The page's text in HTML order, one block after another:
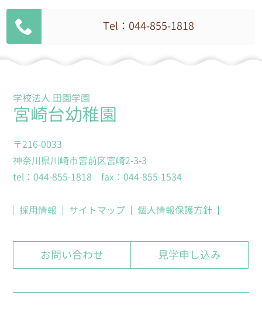
個人情報への不正アクセス、個人情報の紛失、破
壊、改ざん及び漏えい等に対して、安全対策を講
は、個人情報を適正に取り扱っていると認められ
る委託先を選定し、秘密保持契約等を取り交わす
7.個人情報管理責任者
各園の園長を個人情報管理責任者とし、各園の個
負います。
8.個人情報の保護に関する体制
自ら保有する個人情報を保護するための方針、規
則、計画、実施、監査および見直しを、学園全体
Tel：044-855-1818
学校法人 田園学園
宮崎台幼稚園
〒216-0033
神奈川県川崎市宮前区宮崎2-3-3
tel：044-855-1818 fax：044-855-1534
採用情報 サイトマップ 個人情報保護方針
お問い合わせ 見学申し込み